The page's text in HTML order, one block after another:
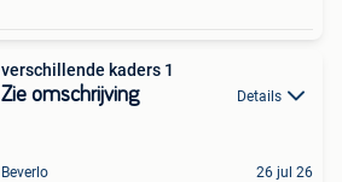
verschillende kaders 1
Zie omschrijving Details
Beverlo 26 jul 26